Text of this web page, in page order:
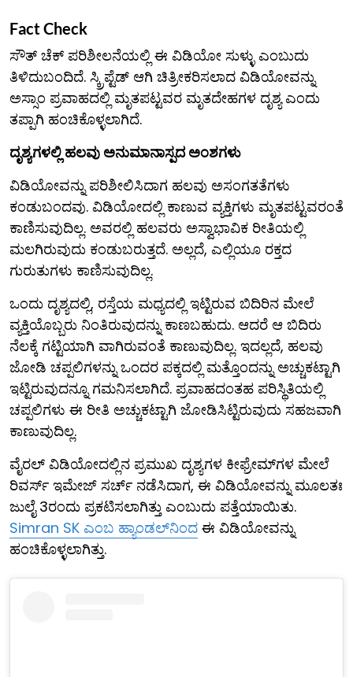
Fact Check
ಸೌತ್ ಚೆಕ್ ಪರಿಶೀಲನೆಯಲ್ಲಿ ಈ ವಿಡಿಯೋ ಸುಳ್ಳು ಎಂಬುದು
ತಿಳಿದುಬಂದಿದೆ. ಸ್ಕ್ರಿಪ್ಟೆಡ್ ಆಗಿ ಚಿತ್ರೀಕರಿಸಲಾದ ವಿಡಿಯೋವನ್ನು
ಅಸ್ಸಾಂ ಪ್ರವಾಹದಲ್ಲಿ ಮೃತಪಟ್ಟವರ ಮೃತದೇಹಗಳ ದೃಶ್ಯ ಎಂದು
ತಪ್ಪಾಗಿ ಹಂಚಿಕೊಳ್ಳಲಾಗಿದೆ.
ದೃಶ್ಯಗಳಲ್ಲಿ ಹಲವು ಅನುಮಾನಾಸ್ಪದ ಅಂಶಗಳು
ವಿಡಿಯೋವನ್ನು ಪರಿಶೀಲಿಸಿದಾಗ ಹಲವು ಅಸಂಗತತೆಗಳು
ಕಂಡುಬಂದವು. ವಿಡಿಯೋದಲ್ಲಿ ಕಾಣುವ ವ್ಯಕ್ತಿಗಳು ಮೃತಪಟ್ಟವರಂತೆ
ಕಾಣಿಸುವುದಿಲ್ಲ. ಅವರಲ್ಲಿ ಹಲವರು ಅಸ್ವಾಭಾವಿಕ ರೀತಿಯಲ್ಲಿ
ಮಲಗಿರುವುದು ಕಂಡುಬರುತ್ತದೆ. ಅಲ್ಲದೆ, ಎಲ್ಲಿಯೂ ರಕ್ತದ
ಗುರುತುಗಳು ಕಾಣಿಸುವುದಿಲ್ಲ.
ಒಂದು ದೃಶ್ಯದಲ್ಲಿ, ರಸ್ತೆಯ ಮಧ್ಯದಲ್ಲಿ ಇಟ್ಟಿರುವ ಬಿದಿರಿನ ಮೇಲೆ
ವ್ಯಕ್ತಿಯೊಬ್ಬರು ನಿಂತಿರುವುದನ್ನು ಕಾಣಬಹುದು. ಆದರೆ ಆ ಬಿದಿರು
ನೆಲಕ್ಕೆ ಗಟ್ಟಿಯಾಗಿ ವಾಗಿರುವಂತೆ ಕಾಣುವುದಿಲ್ಲ. ಇದಲ್ಲದೆ, ಹಲವು
ಜೋಡಿ ಚಪ್ಪಲಿಗಳನ್ನು ಒಂದರ ಪಕ್ಕದಲ್ಲಿ ಮತ್ತೊಂದನ್ನು ಅಚ್ಚುಕಟ್ಟಾಗಿ
ಇಟ್ಟಿರುವುದನ್ನೂ ಗಮನಿಸಲಾಗಿದೆ. ಪ್ರವಾಹದಂತಹ ಪರಿಸ್ಥಿತಿಯಲ್ಲಿ
ಚಪ್ಪಲಿಗಳು ಈ ರೀತಿ ಅಚ್ಚುಕಟ್ಟಾಗಿ ಜೋಡಿಸಿಟ್ಟಿರುವುದು ಸಹಜವಾಗಿ
ಕಾಣುವುದಿಲ್ಲ.
ವೈರಲ್ ವಿಡಿಯೋದಲ್ಲಿನ ಪ್ರಮುಖ ದೃಶ್ಯಗಳ ಕೀಫ್ರೇಮ್‌ಗಳ ಮೇಲೆ
ರಿವರ್ಸ್ ಇಮೇಜ್ ಸರ್ಚ್ ನಡೆಸಿದಾಗ, ಈ ವಿಡಿಯೋವನ್ನು ಮೂಲತಃ
ಜುಲೈ 3ರಂದು ಪ್ರಕಟಿಸಲಾಗಿತ್ತು ಎಂಬುದು ಪತ್ತೆಯಾಯಿತು.
Simran SK ಎಂಬ ಹ್ಯಾಂಡಲ್‌ನಿಂದ ಈ ವಿಡಿಯೋವನ್ನು
ಹಂಚಿಕೊಳ್ಳಲಾಗಿತ್ತು.